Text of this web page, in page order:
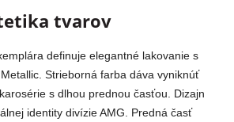
tvarov
definuje elegantné lakovanie s
Strieborná farba dáva vyniknúť
s dlhou prednou časťou. Dizajn
identity divízie AMG. Predná časť